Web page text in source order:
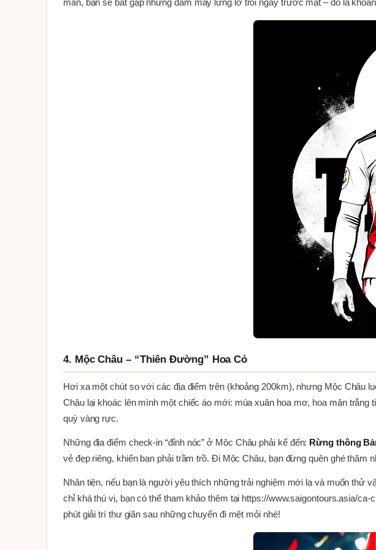
mắn, bạn sẽ bắt gặp những đám mây lững lờ trôi ngay trước mặt – đó là
4. Mộc Châu – “Thiên Đường” Hoa Cỏ
Hơi xa một chút so với các địa điểm trên (khoảng 200km), nhưng Mộc Châu
Châu lại khoác lên mình một chiếc áo mới: mùa xuân hoa mơ, hoa mận trắng
quỳ vàng rực.
Những địa điểm check-in “đỉnh nóc” ở Mộc Châu phải kể đến: Rừng thông
vẻ đẹp riêng, khiến bạn phải trầm trồ. Đi Mộc Châu, bạn đừng quên ghé
Nhân tiện, nếu bạn là người yêu thích những trải nghiệm mới lạ và muốn thử
chỉ khá thú vị, bạn có thể tham khảo thêm tại https://www.saigontours.asia/
phút giải trí thư giãn sau những chuyến đi mệt mỏi nhé!